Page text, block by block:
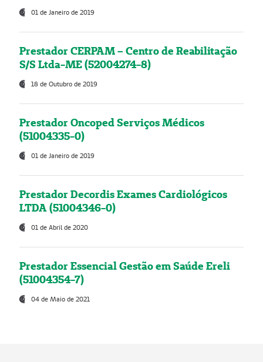
01 de Janeiro de 2019
Prestador CERPAM – Centro de Reabilitação
S/S Ltda-ME (52004274-8)
18 de Outubro de 2019
Prestador Oncoped Serviços Médicos
(51004335-0)
01 de Janeiro de 2019
Prestador Decordis Exames Cardiológicos
LTDA (51004346-0)
01 de Abril de 2020
Prestador Essencial Gestão em Saúde Ereli
(51004354-7)
04 de Maio de 2021